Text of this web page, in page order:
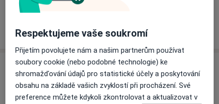
Tento specialista ještě nepřidával žádné informace o
Adresa
Ordinace
Zárubova 498, Praha
Respektujeme vaše soukromí
Přijetím povolujete nám a našim partnerům používat
soubory cookie (nebo podobné technologie) ke
shromažďování údajů pro statistické účely a poskytování
obsahu na základě vašich zvyklostí při procházení. Své
preference můžete kdykoli zkontrolovat a aktualizovat v